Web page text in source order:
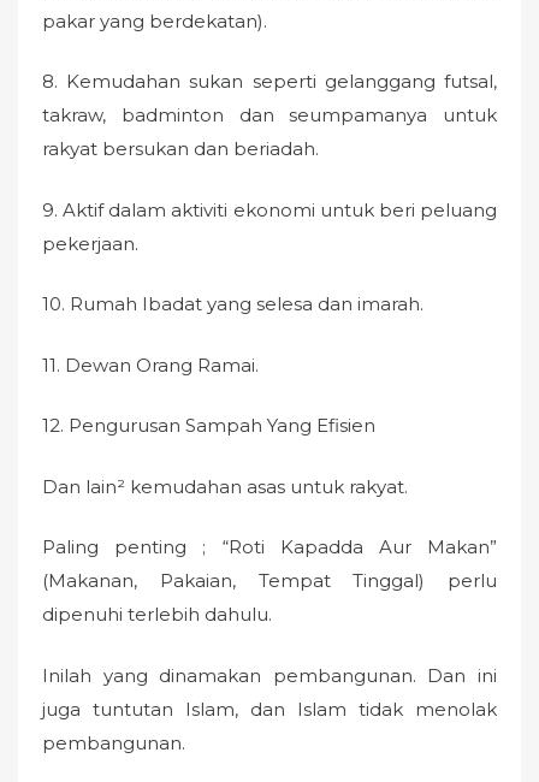
pakar yang berdekatan).
8. Kemudahan sukan seperti gelanggang futsal,
takraw, badminton dan seumpamanya untuk
rakyat bersukan dan beriadah.
9. Aktif dalam aktiviti ekonomi untuk beri peluang
pekerjaan.
10. Rumah Ibadat yang selesa dan imarah.
11. Dewan Orang Ramai.
12. Pengurusan Sampah Yang Efisien
Dan lain² kemudahan asas untuk rakyat.
Paling penting ; “Roti Kapadda Aur Makan”
(Makanan, Pakaian, Tempat Tinggal) perlu
dipenuhi terlebih dahulu.
Inilah yang dinamakan pembangunan. Dan ini
juga tuntutan Islam, dan Islam tidak menolak
pembangunan.